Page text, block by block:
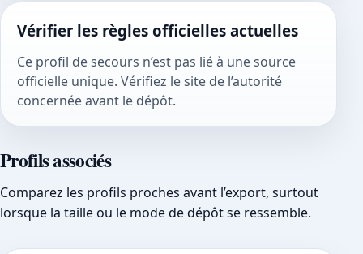
Vérifier les règles officielles actuelles
Ce profil de secours n’est pas lié à une source
officielle unique. Vérifiez le site de l’autorité
concernée avant le dépôt.
Profils associés
Comparez les profils proches avant l’export, surtout
lorsque la taille ou le mode de dépôt se ressemble.